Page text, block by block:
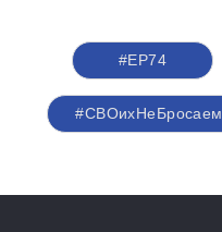
#ЕР74
#СВОихНеБросаем